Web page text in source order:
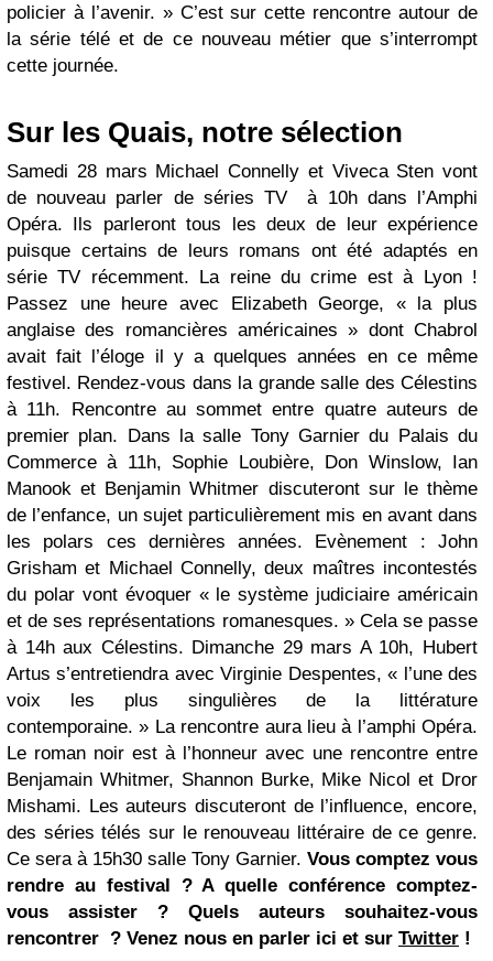
policier à l’avenir. » C’est sur cette rencontre autour de
la série télé et de ce nouveau métier que s’interrompt
cette journée.
Sur les Quais, notre sélection
Samedi 28 mars Michael Connelly et Viveca Sten vont
de nouveau parler de séries TV à 10h dans l’Amphi
Opéra. Ils parleront tous les deux de leur expérience
puisque certains de leurs romans ont été adaptés en
série TV récemment. La reine du crime est à Lyon !
Passez une heure avec Elizabeth George, « la plus
anglaise des romancières américaines » dont Chabrol
avait fait l’éloge il y a quelques années en ce même
festivel. Rendez-vous dans la grande salle des Célestins
à 11h. Rencontre au sommet entre quatre auteurs de
premier plan. Dans la salle Tony Garnier du Palais du
Commerce à 11h, Sophie Loubière, Don Winslow, Ian
Manook et Benjamin Whitmer discuteront sur le thème
de l’enfance, un sujet particulièrement mis en avant dans
les polars ces dernières années. Evènement : John
Grisham et Michael Connelly, deux maîtres incontestés
du polar vont évoquer « le système judiciaire américain
et de ses représentations romanesques. » Cela se passe
à 14h aux Célestins. Dimanche 29 mars A 10h, Hubert
Artus s’entretiendra avec Virginie Despentes, « l’une des
voix les plus singulières de la littérature
contemporaine. » La rencontre aura lieu à l’amphi Opéra.
Le roman noir est à l’honneur avec une rencontre entre
Benjamain Whitmer, Shannon Burke, Mike Nicol et Dror
Mishami. Les auteurs discuteront de l’influence, encore,
des séries télés sur le renouveau littéraire de ce genre.
Ce sera à 15h30 salle Tony Garnier. Vous comptez vous
rendre au festival ? A quelle conférence comptez-
vous assister ? Quels auteurs souhaitez-vous
rencontrer ? Venez nous en parler ici et sur Twitter !